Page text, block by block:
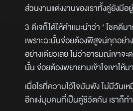
ส่วนงานแต่งงานของเราทั้งคู่ยังมี
3 ดีเจก็ได้ให้คำแนะนำว่า ‘ โชคดี
เพราะฉะนั้นจ่อยต้องพิสูจน์ทุกอย่า
อย่างเดียวเลย ไม่ว่าอารมณ์เขาจ
นั้น จ่อยต้องพยายามเข้าใจเขาให้
เมื่อไรที่ความไว้ใจมันพัง ไม่มีวัน
อีกแง่มุมคนที่เป็นคู่ชีวิตกัน เราก็ทำ